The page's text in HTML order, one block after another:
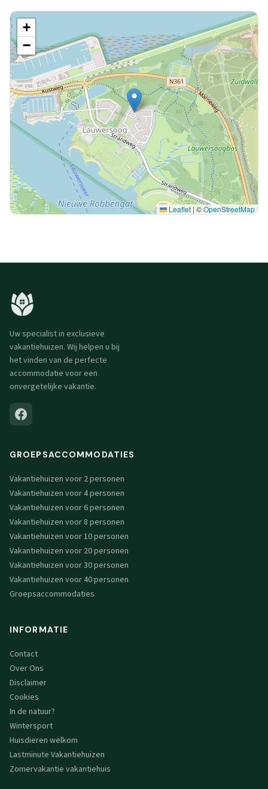
+
−
Leaflet | ©OpenStreetMap
Uw specialist in exclusieve
vakantiehuizen. Wij helpen u bij
het vinden van de perfecte
accommodatie voor een
onvergetelijke vakantie.
GROEPSACCOMMODATIES
Vakantiehuizen voor 2 personen
Vakantiehuizen voor 4 personen
Vakantiehuizen voor 6 personen
Vakantiehuizen voor 8 personen
Vakantiehuizen voor 10 personen
Vakantiehuizen voor 20 personen
Vakantiehuizen voor 30 personen
Vakantiehuizen voor 40 personen
Groepsaccommodaties
INFORMATIE
Contact
Over Ons
Disclaimer
Cookies
In de natuur?
Wintersport
Huisdieren welkom
Lastminute Vakantiehuizen
Zomervakantie vakantiehuis